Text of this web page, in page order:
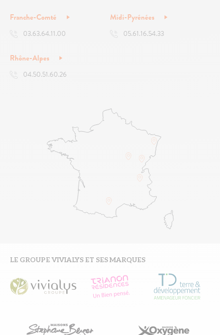
Franche-Comté
03.63.64.11.00
Midi-Pyrénées
05.61.16.54.33
Rhône-Alpes
04.50.51.60.26
LE GROUPE VIVIALYS ET SES MARQUES